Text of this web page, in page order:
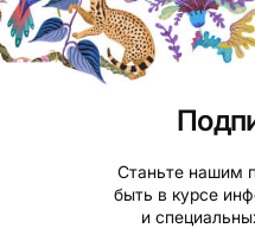
Станьте нашим
быть в курсе
и